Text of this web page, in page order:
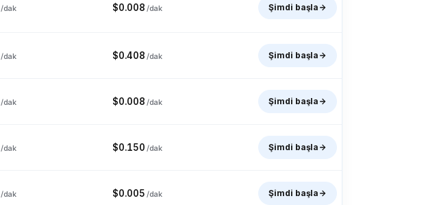
Niue Kuzey Kore Norveç
/dak $0.008 /dak Şimdi başla
/dak $0.408 /dak Şimdi başla
/dak $0.008 /dak Şimdi başla
/dak $0.150 /dak Şimdi başla
/dak $0.005 /dak Şimdi başla